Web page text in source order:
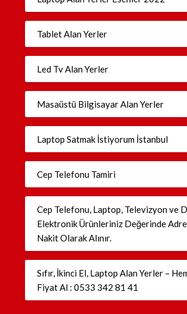
Tablet Alan Yerler
Led Tv Alan Yerler
Masaüstü Bilgisayar Alan Yerler
Laptop Satmak İstiyorum İstanbul
Cep Telefonu Tamiri
Cep Telefonu, Laptop, Televizyon ve
Elektronik Ürünleriniz Değerinde
Nakit Olarak Alınır.
Sıfır, İkinci El, Laptop Alan Yerler –
Fiyat Al : 0533 342 81 41